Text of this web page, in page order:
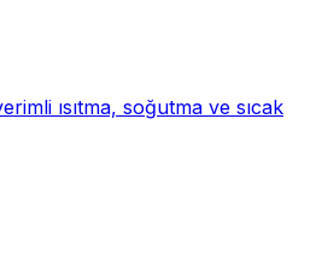
ısıtma, soğutma ve sıcak